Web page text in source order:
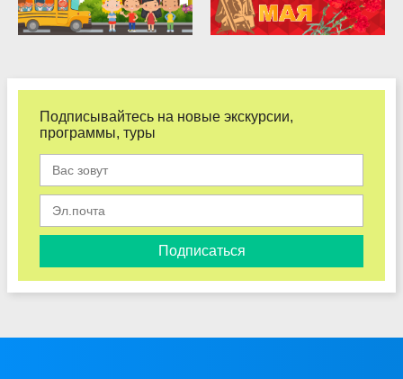
Подписывайтесь на новые экскурсии,
программы, туры
Подписаться